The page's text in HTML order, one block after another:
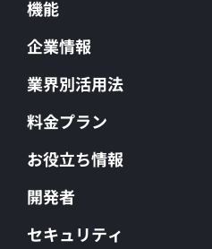
機能
企業情報
業界別活用法
料金プラン
お役立ち情報
開発者
セキュリティ